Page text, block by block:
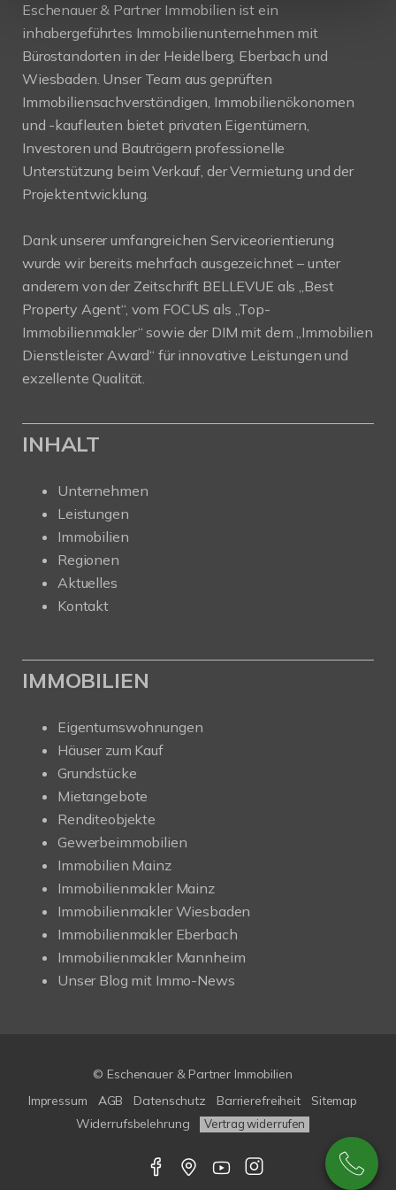
Eschenauer & Partner Immobilien ist ein
inhabergeführtes Immobilienunternehmen mit
Bürostandorten in der Heidelberg, Eberbach und
Wiesbaden. Unser Team aus geprüften
Immobiliensachverständigen, Immobilienökonomen
und -kaufleuten bietet privaten Eigentümern,
Investoren und Bauträgern professionelle
Unterstützung beim Verkauf, der Vermietung und der
Projektentwicklung.
Dank unserer umfangreichen Serviceorientierung
wurde wir bereits mehrfach ausgezeichnet – unter
anderem von der Zeitschrift BELLEVUE als „Best
Property Agent“, vom FOCUS als „Top-
Immobilienmakler“ sowie der DIM mit dem „Immobilien
Dienstleister Award“ für innovative Leistungen und
exzellente Qualität.
INHALT
Unternehmen
Leistungen
Immobilien
Regionen
Aktuelles
Kontakt
IMMOBILIEN
Eigentumswohnungen
Häuser zum Kauf
Grundstücke
Mietangebote
Renditeobjekte
Gewerbeimmobilien
Immobilien Mainz
Immobilienmakler Mainz
Immobilienmakler Wiesbaden
Immobilienmakler Eberbach
Immobilienmakler Mannheim
Unser Blog mit Immo-News
© Eschenauer & Partner Immobilien
Impressum
AGB Datenschutz Barrierefreiheit
Sitemap
Widerrufsbelehrung
Vertrag widerrufen